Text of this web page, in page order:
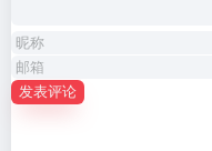
发表评论